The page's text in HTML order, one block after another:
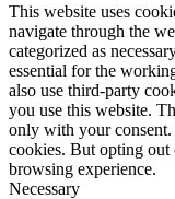
This website uses
navigate through the
categorized as
essential for the
also use third-party
you use this website.
only with your consent.
cookies. But opting out
browsing experience.
Necessary